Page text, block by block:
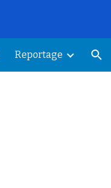
Reportage